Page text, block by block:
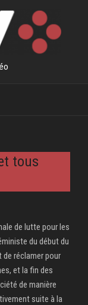
tous
de lutte pour les
du début du
réclamer pour
et la fin des
de manière
suite à la